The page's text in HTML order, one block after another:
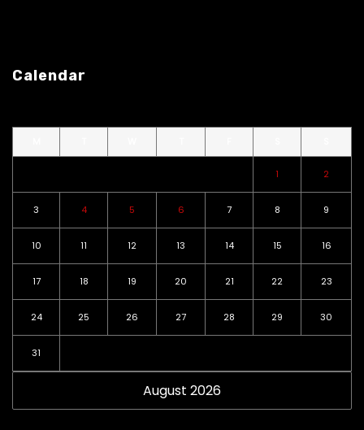
Calendar
August 2026
1 2
3 4 5 6 7 8 9
10 11 12 13 14 15 16
17 18 19 20 21 22 23
24 25 26 27 28 29 30
31